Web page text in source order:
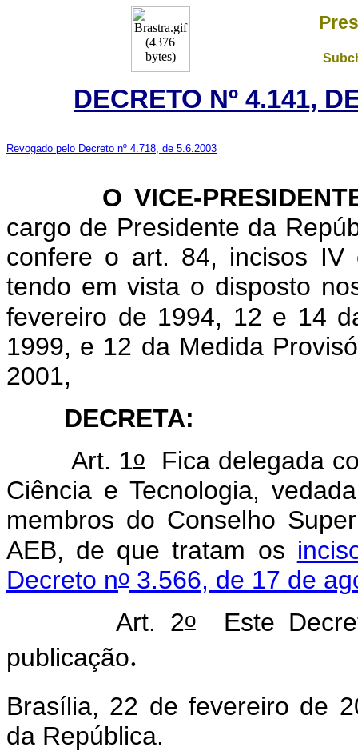
DECRETO Nº 4.141,
Revogado pelo Decreto nº 4.718, de 5.6.2003
O VICE-PRESIDENTE
cargo de Presidente da
confere o art. 84, incisos
tendo em vista o disposto
fevereiro de 1994, 12 e 14
1999, e 12 da Medida
2001,
DECRETA:
Art. 1o Fica delegada
Ciência e Tecnologia,
membros do Conselho
AEB, de que tratam os
Decreto no 3.566, de 17 de
Art. 2oEste
publicação.
Brasília, 22 de fevereiro de
da República.